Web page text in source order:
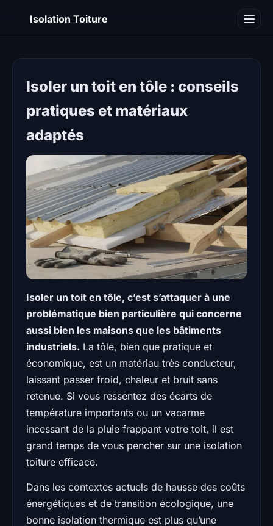
Isolation Toiture
Isoler un toit en tôle : conseils
pratiques et matériaux
adaptés
Isoler un toit en tôle, c’est s’attaquer à une
problématique bien particulière qui concerne
aussi bien les maisons que les bâtiments
industriels. La tôle, bien que pratique et
économique, est un matériau très conducteur,
laissant passer froid, chaleur et bruit sans
retenue. Si vous ressentez des écarts de
température importants ou un vacarme
incessant de la pluie frappant votre toit, il est
grand temps de vous pencher sur une isolation
toiture efficace.
Dans les contextes actuels de hausse des coûts
énergétiques et de transition écologique, une
bonne isolation thermique est plus qu’une